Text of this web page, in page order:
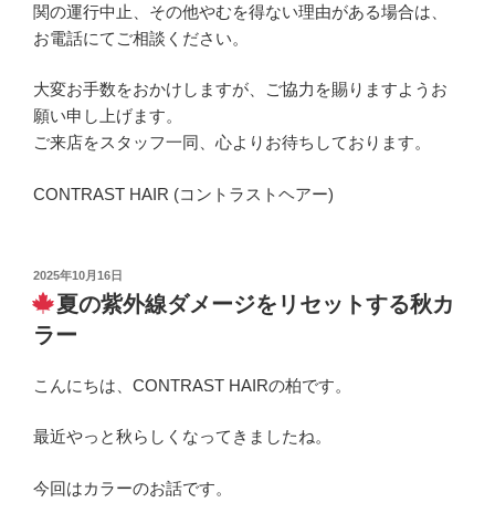
関の運行中止、その他やむを得ない理由がある場合は、
お電話にてご相談ください。
大変お手数をおかけしますが、ご協力を賜りますようお
願い申し上げます。
ご来店をスタッフ一同、心よりお待ちしております。
CONTRAST HAIR (コントラストヘアー)
投
稿
日:
2025年10月16日
夏の紫外線ダメージをリセットする秋カ
ラー
こんにちは、CONTRAST HAIRの柏です。
最近やっと秋らしくなってきましたね。
今回はカラーのお話です。